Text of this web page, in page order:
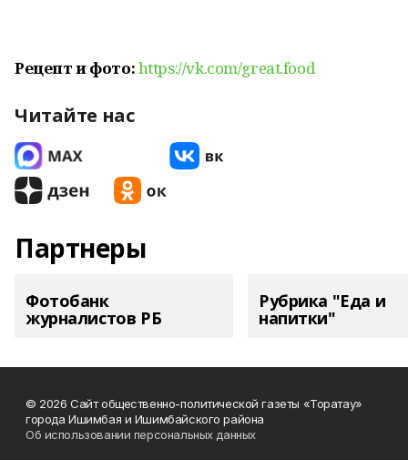
Рецепт и фото:https://vk.com/great.food
Читайте нас
Партнеры
Фотобанк
журналистов РБ
Рубрика "Еда и
напитки"
© 2026 Сайт общественно-политической газеты «Торатау»
города Ишимбая и Ишимбайского района
Об использовании персональных данных